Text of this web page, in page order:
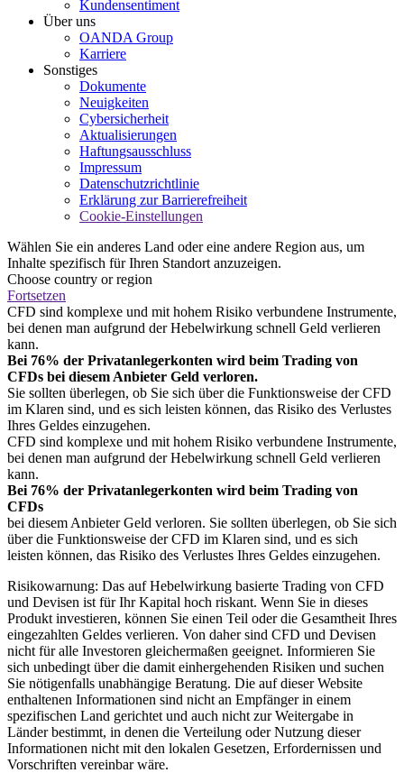
Kundensentiment
Über uns
OANDA Group
Karriere
Sonstiges
Dokumente
Neuigkeiten
Cybersicherheit
Aktualisierungen
Haftungsausschluss
Impressum
Datenschutzrichtlinie
Erklärung zur Barrierefreiheit
Cookie-Einstellungen
Wählen Sie ein anderes Land oder eine andere Region aus, um
Inhalte spezifisch für Ihren Standort anzuzeigen.
Choose country or region
Fortsetzen
CFD sind komplexe und mit hohem Risiko verbundene Instrumente,
bei denen man aufgrund der Hebelwirkung schnell Geld verlieren
kann.
Bei 76% der Privatanlegerkonten wird beim Trading von
CFDs bei diesem Anbieter Geld verloren.
Sie sollten überlegen, ob Sie sich über die Funktionsweise der CFD
im Klaren sind, und es sich leisten können, das Risiko des Verlustes
Ihres Geldes einzugehen.
CFD sind komplexe und mit hohem Risiko verbundene Instrumente,
bei denen man aufgrund der Hebelwirkung schnell Geld verlieren
kann.
Bei 76% der Privatanlegerkonten wird beim Trading von
CFDs
bei diesem Anbieter Geld verloren. Sie sollten überlegen, ob Sie sich
über die Funktionsweise der CFD im Klaren sind, und es sich
leisten können, das Risiko des Verlustes Ihres Geldes einzugehen.
Risikowarnung: Das auf Hebelwirkung basierte Trading von CFD
und Devisen ist für Ihr Kapital hoch riskant. Wenn Sie in dieses
Produkt investieren, können Sie einen Teil oder die Gesamtheit Ihres
eingezahlten Geldes verlieren. Von daher sind CFD und Devisen
nicht für alle Investoren gleichermaßen geeignet. Informieren Sie
sich unbedingt über die damit einhergehenden Risiken und suchen
Sie nötigenfalls unabhängige Beratung. Die auf dieser Website
enthaltenen Informationen sind nicht an Empfänger in einem
spezifischen Land gerichtet und auch nicht zur Weitergabe in
Länder bestimmt, in denen die Verteilung oder Nutzung dieser
Informationen nicht mit den lokalen Gesetzen, Erfordernissen und
Vorschriften vereinbar wäre.